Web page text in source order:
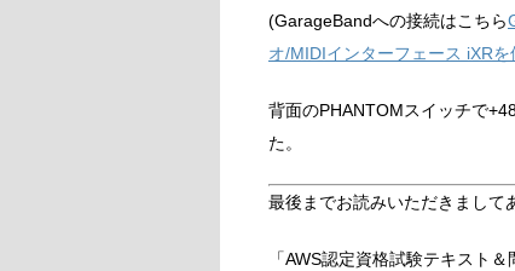
(GarageBandへの接続はこちら
オ/MIDIインターフェース iXR
背面のPHANTOMスイッチで
た。
最後までお読みいただきまして
「AWS認定資格試験テキスト